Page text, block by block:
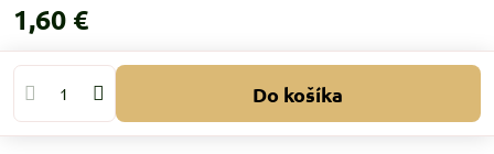
1,60 €
Do košíka